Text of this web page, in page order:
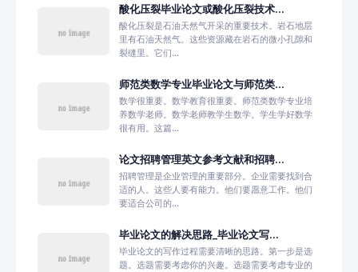
酸化压裂毕业论文或酸化压裂技术...
酸化压裂是石油天然气开采的重要技术。岩石地层
里有石油天然气。这些资源藏在岩石的微小孔隙和
裂缝里。它们...
师范类数学专业毕业论文与师范类...
数学很重要。数学教育很重要。师范类数学专业培
养数学老师。数学老师教学生数学。学生学好数学
很有用。这篇...
论文招聘管理英文参考文献和招聘...
招聘管理是企业管理的重要部分。企业需要找到合
适的人。这些人要有能力。他们要愿意工作。他们
要适合公司的...
毕业论文的解决思路_毕业论文写...
毕业论文的写作过程需要清晰的思路。第一步是选
题。选题需要考虑你的兴趣。选题需要考虑专业的